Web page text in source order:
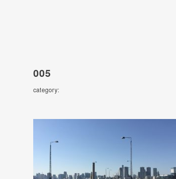
005
category: